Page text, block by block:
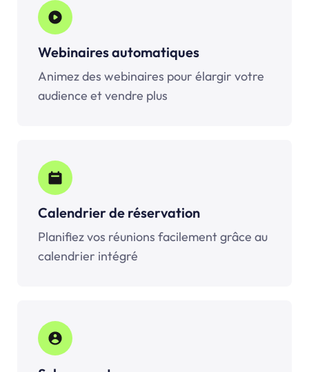
Webinaires automatiques
Animez des webinaires pour élargir votre
audience et vendre plus
Calendrier de réservation
Planifiez vos réunions facilement grâce au
calendrier intégré